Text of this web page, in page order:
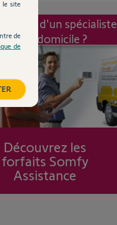
d'un spécialiste
à mon domicile ?
Découvrez les
forfaits Somfy
Assistance
le site
de
de